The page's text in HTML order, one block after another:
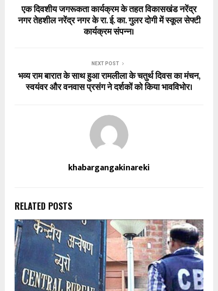
एक दिवशीय जगरूकता कार्यक्रम के तहत विकासखंड नरेंद्र
नगर तेहशील नरेंद्र नगर के रा. ई. का. गुलर दोगी में स्कूल सेफ्टी
कार्यक्रम संपन्न।
NEXT POST
भव्य राम बारात के साथ हुआ रामलीला के चतुर्थ दिवस का मंचन,
स्वयंवर और वनवास प्रसंग ने दर्शकों को किया भावविभोर।
khabargangakinareki
RELATED POSTS